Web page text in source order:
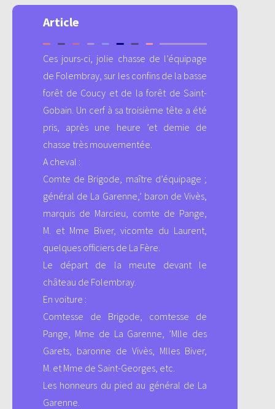
Article
Ces jours-ci, jolie chasse de l’équipage
de Folembray, sur les confins de la basse
forêt de Coucy et de la forêt de Saint-
Gobain. Un cerf à sa troisième tête a été
pris, après une heure ’et demie de
chasse très mouvementée.
A cheval :
Comte de Brigode, maître d’équipage ;
général de La Garenne,’ baron de Vivès,
marquis de Marcieu, comte de Pange,
M. et Mme Biver, vicomte du Laurent,
quelques officiers de La Fère.
Le départ de la meute devant le
château de Folembray.
En voiture :
Comtesse de Brigode, comtesse de
Pange, Mme de La Garenne, ’Mlle des
Garets, baronne de Vivès, Mlles Biver,
M. et Mme de Saint-Georges, etc.
Les honneurs du pied au général de La
Garenne.